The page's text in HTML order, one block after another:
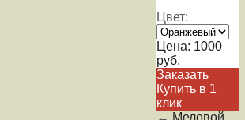
Цвет:
Цена: 1000
руб.
Заказать
Купить в 1
клик
← Меловой